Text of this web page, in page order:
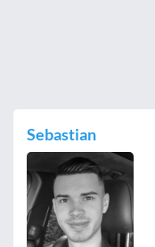
Sebastian